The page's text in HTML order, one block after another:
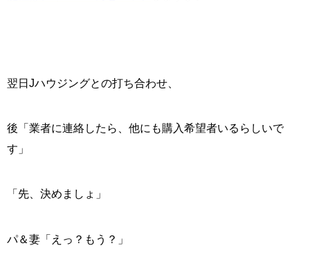
翌日Jハウジングとの打ち合わせ、
後「業者に連絡したら、他にも購入希望者いるらしいで
す」
「先、決めましょ」
パ＆妻「えっ？もう？」